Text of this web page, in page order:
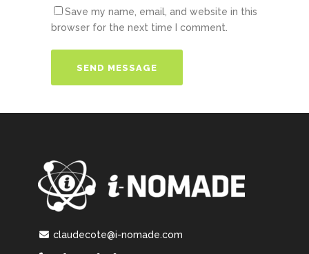
Save my name, email, and website in this
browser for the next time I comment.
claudecote@i-nomade.com